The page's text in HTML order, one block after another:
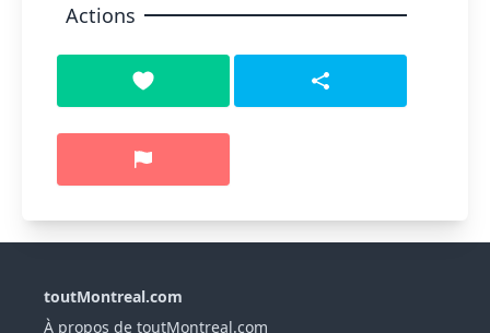
Actions
toutMontreal.com
À propos de toutMontreal.com